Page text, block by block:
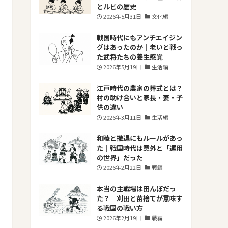
とルビの歴史
2026年5月31日 文化編
戦国時代にもアンチエイジン
グはあったのか｜老いと戦っ
た武将たちの養生感覚
2026年5月19日 生活編
江戸時代の農家の葬式とは？
村の助け合いと家長・妻・子
供の違い
2026年3月11日 生活編
和睦と撤退にもルールがあっ
た｜戦国時代は意外と「運用
の世界」だった
2026年2月22日 戦編
本当の主戦場は田んぼだっ
た？｜刈田と苗捨てが意味す
る戦国の戦い方
2026年2月19日 戦編